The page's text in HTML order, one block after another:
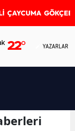
ÇAYCUMA
22° YAZARLAR